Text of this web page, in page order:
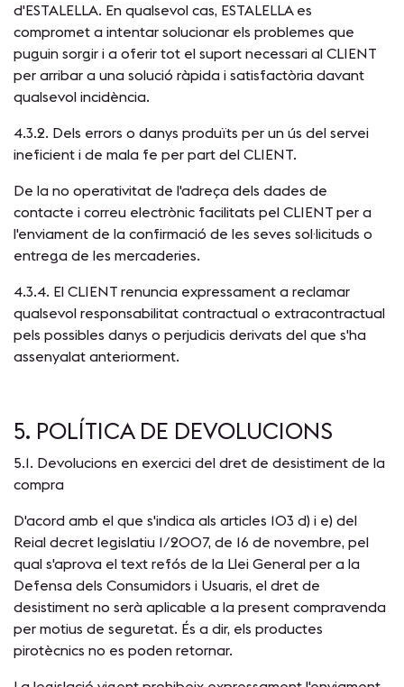
d'ESTALELLA. En qualsevol cas, ESTALELLA es
compromet a intentar solucionar els problemes que
puguin sorgir i a oferir tot el suport necessari al CLIENT
per arribar a una solució ràpida i satisfactòria davant
qualsevol incidència.
4.3.2. Dels errors o danys produïts per un ús del servei
ineficient i de mala fe per part del CLIENT.
De la no operativitat de l'adreça dels dades de
contacte i correu electrònic facilitats pel CLIENT per a
l'enviament de la confirmació de les seves sol·licituds o
entrega de les mercaderies.
4.3.4. El CLIENT renuncia expressament a reclamar
qualsevol responsabilitat contractual o extracontractual
pels possibles danys o perjudicis derivats del que s'ha
assenyalat anteriorment.
5. POLÍTICA DE DEVOLUCIONS
5.1. Devolucions en exercici del dret de desistiment de la
compra
D'acord amb el que s'indica als articles 103 d) i e) del
Reial decret legislatiu 1/2007, de 16 de novembre, pel
qual s'aprova el text refós de la Llei General per a la
Defensa dels Consumidors i Usuaris, el dret de
desistiment no serà aplicable a la present compravenda
per motius de seguretat. És a dir, els productes
pirotècnics no es poden retornar.